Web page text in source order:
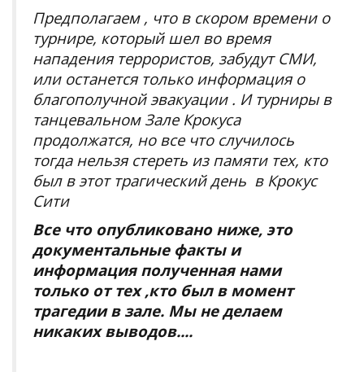
Предполагаем , что в скором времени о
турнире, который шел во время
нападения террористов, забудут СМИ,
или останется только информация о
благополучной эвакуации . И турниры в
танцевальном Зале Крокуса
продолжатся, но все что случилось
тогда нельзя стереть из памяти тех, кто
был в этот трагический день в Крокус
Сити
Все что опубликовано ниже, это
документальные факты и
информация полученная нами
только от тех ,кто был в момент
трагедии в зале. Мы не делаем
никаких выводов....